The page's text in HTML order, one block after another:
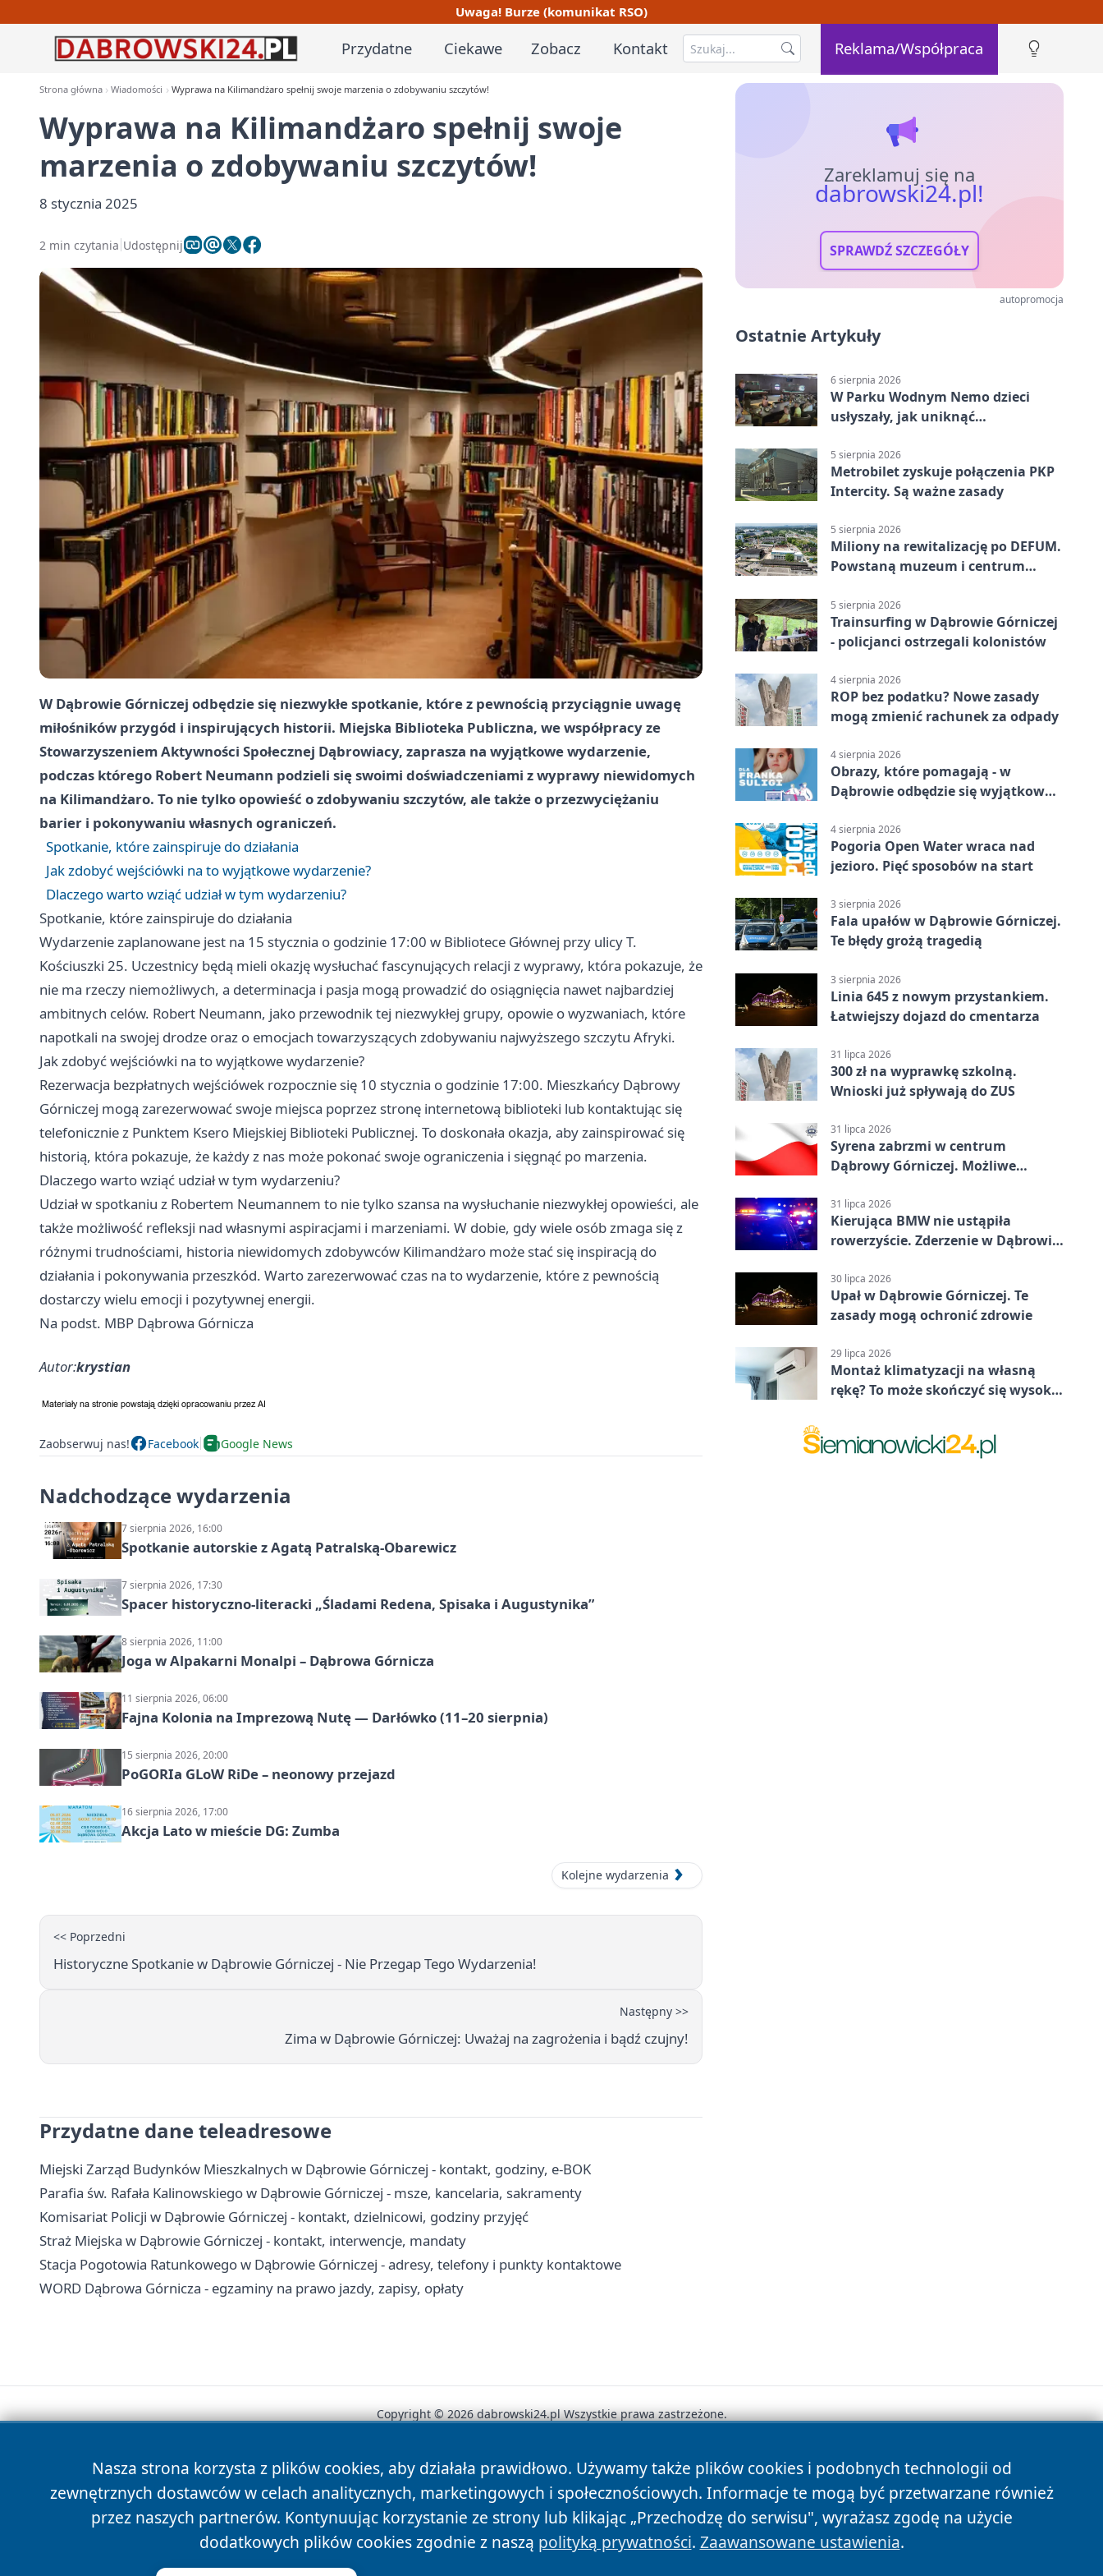
Uwaga! Burze (komunikat RSO)
Przydatne Ciekawe Zobacz Kontakt Reklama/Współpraca
Strona główna Wiadomości Wyprawa na Kilimandżaro spełnij swoje marzenia o zdobywaniu szczytów!
Wyprawa na Kilimandżaro spełnij swoje
marzenia o zdobywaniu szczytów!
8 stycznia 2025
2 min czytania Udostępnij
W Dąbrowie Górniczej odbędzie się niezwykłe spotkanie, które z pewnością przyciągnie uwagę
miłośników przygód i inspirujących historii. Miejska Biblioteka Publiczna, we współpracy ze
Stowarzyszeniem Aktywności Społecznej Dąbrowiacy, zaprasza na wyjątkowe wydarzenie,
podczas którego Robert Neumann podzieli się swoimi doświadczeniami z wyprawy niewidomych
na Kilimandżaro. To nie tylko opowieść o zdobywaniu szczytów, ale także o przezwyciężaniu
barier i pokonywaniu własnych ograniczeń.
Spotkanie, które zainspiruje do działania
Jak zdobyć wejściówki na to wyjątkowe wydarzenie?
Dlaczego warto wziąć udział w tym wydarzeniu?
Spotkanie, które zainspiruje do działania
Wydarzenie zaplanowane jest na 15 stycznia o godzinie 17:00 w Bibliotece Głównej przy ulicy T.
Kościuszki 25. Uczestnicy będą mieli okazję wysłuchać fascynujących relacji z wyprawy, która pokazuje, że
nie ma rzeczy niemożliwych, a determinacja i pasja mogą prowadzić do osiągnięcia nawet najbardziej
ambitnych celów. Robert Neumann, jako przewodnik tej niezwykłej grupy, opowie o wyzwaniach, które
napotkali na swojej drodze oraz o emocjach towarzyszących zdobywaniu najwyższego szczytu Afryki.
Jak zdobyć wejściówki na to wyjątkowe wydarzenie?
Rezerwacja bezpłatnych wejściówek rozpocznie się 10 stycznia o godzinie 17:00. Mieszkańcy Dąbrowy
Górniczej mogą zarezerwować swoje miejsca poprzez stronę internetową biblioteki lub kontaktując się
telefonicznie z Punktem Ksero Miejskiej Biblioteki Publicznej. To doskonała okazja, aby zainspirować się
historią, która pokazuje, że każdy z nas może pokonać swoje ograniczenia i sięgnąć po marzenia.
Dlaczego warto wziąć udział w tym wydarzeniu?
Udział w spotkaniu z Robertem Neumannem to nie tylko szansa na wysłuchanie niezwykłej opowieści, ale
także możliwość refleksji nad własnymi aspiracjami i marzeniami. W dobie, gdy wiele osób zmaga się z
różnymi trudnościami, historia niewidomych zdobywców Kilimandżaro może stać się inspiracją do
działania i pokonywania przeszkód. Warto zarezerwować czas na to wydarzenie, które z pewnością
dostarczy wielu emocji i pozytywnej energii.
Na podst. MBP Dąbrowa Górnicza
Autor:krystian
Zaobserwuj nas! Facebook Google News
Nadchodzące wydarzenia
7 sierpnia 2026, 16:00
Spotkanie autorskie z Agatą Patralską-Obarewicz
7 sierpnia 2026, 17:30
Spacer historyczno-literacki „Śladami Redena, Spisaka i Augustynika”
8 sierpnia 2026, 11:00
Joga w Alpakarni Monalpi – Dąbrowa Górnicza
11 sierpnia 2026, 06:00
Fajna Kolonia na Imprezową Nutę — Darłówko (11–20 sierpnia)
15 sierpnia 2026, 20:00
PoGORIa GLoW RiDe – neonowy przejazd
16 sierpnia 2026, 17:00
Akcja Lato w mieście DG: Zumba
Kolejne wydarzenia
<< Poprzedni
Historyczne Spotkanie w Dąbrowie Górniczej - Nie Przegap Tego Wydarzenia!
Następny >>
Zima w Dąbrowie Górniczej: Uważaj na zagrożenia i bądź czujny!
Przydatne dane teleadresowe
Miejski Zarząd Budynków Mieszkalnych w Dąbrowie Górniczej - kontakt, godziny, e-BOK
Parafia św. Rafała Kalinowskiego w Dąbrowie Górniczej - msze, kancelaria, sakramenty
Komisariat Policji w Dąbrowie Górniczej - kontakt, dzielnicowi, godziny przyjęć
Straż Miejska w Dąbrowie Górniczej - kontakt, interwencje, mandaty
Stacja Pogotowia Ratunkowego w Dąbrowie Górniczej - adresy, telefony i punkty kontaktowe
WORD Dąbrowa Górnicza - egzaminy na prawo jazdy, zapisy, opłaty
Zareklamuj się na
dabrowski24.pl!
SPRAWDŹ SZCZEGÓŁY
autopromocja
Ostatnie Artykuły
6 sierpnia 2026
W Parku Wodnym Nemo dzieci
usłyszały, jak uniknąć
5 sierpnia 2026
Metrobilet zyskuje połączenia PKP
Intercity. Są ważne zasady
5 sierpnia 2026
Miliony na rewitalizację po DEFUM.
Powstaną muzeum i centrum
5 sierpnia 2026
Trainsurfing w Dąbrowie Górniczej
- policjanci ostrzegali kolonistów
4 sierpnia 2026
ROP bez podatku? Nowe zasady
mogą zmienić rachunek za odpady
4 sierpnia 2026
Obrazy, które pomagają - w
Dąbrowie odbędzie się wyjątkowa
4 sierpnia 2026
Pogoria Open Water wraca nad
jezioro. Pięć sposobów na start
3 sierpnia 2026
Fala upałów w Dąbrowie Górniczej.
Te błędy grożą tragedią
3 sierpnia 2026
Linia 645 z nowym przystankiem.
Łatwiejszy dojazd do cmentarza
31 lipca 2026
300 zł na wyprawkę szkolną.
Wnioski już spływają do ZUS
31 lipca 2026
Syrena zabrzmi w centrum
Dąbrowy Górniczej. Możliwe
31 lipca 2026
Kierująca BMW nie ustąpiła
rowerzyście. Zderzenie w Dąbrowie
30 lipca 2026
Upał w Dąbrowie Górniczej. Te
zasady mogą ochronić zdrowie
29 lipca 2026
Montaż klimatyzacji na własną
rękę? To może skończyć się wysoką
Nasza strona korzysta z plików cookies, aby działała prawidłowo. Używamy także plików cookies i podobnych technologii od
zewnętrznych dostawców w celach analitycznych, marketingowych i społecznościowych. Informacje te mogą być przetwarzane również
przez naszych partnerów. Kontynuując korzystanie ze strony lub klikając „Przechodzę do serwisu", wyrażasz zgodę na użycie
dodatkowych plików cookies zgodnie z naszą polityką prywatności. Zaawansowane ustawienia.
Copyright © 2026 dabrowski24.pl Wszystkie prawa zastrzeżone.
News Autorzy Polityka Prywatności Polityka Cookies